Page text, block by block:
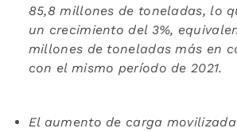
85,8 millones de toneladas, lo
un crecimiento del 3%,
millones de toneladas más en
con el mismo período de 2021.
El aumento de carga